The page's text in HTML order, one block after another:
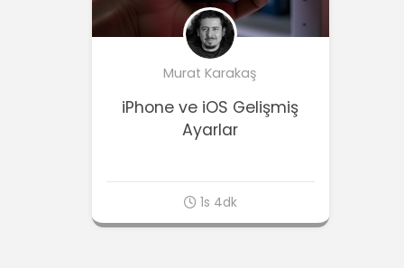
Murat Karakaş
iPhone ve iOS Gelişmiş
Ayarlar
1s 4dk